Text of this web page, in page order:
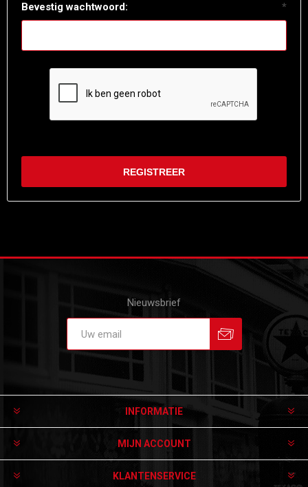
Bevestig wachtwoord: *
Nieuwsbrief
INFORMATIE
MIJN ACCOUNT
KLANTENSERVICE